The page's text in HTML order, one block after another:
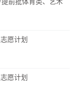
愿计划
愿计划